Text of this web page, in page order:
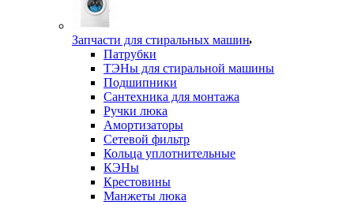
Запчасти для стиральных машин
Патрубки
ТЭНы для стиральной машины
Подшипники
Сантехника для монтажа
Ручки люка
Амортизаторы
Сетевой фильтр
Кольца уплотнительные
КЭНы
Крестовины
Манжеты люка